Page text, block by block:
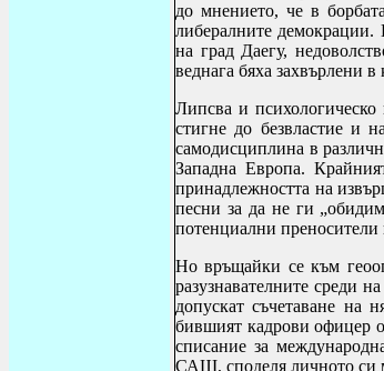
до мнението, че в
либералните
на град Даегу,
веднага бяха захвърлени в
Липсва и
стигне до безвластие и
самодисциплина в
Западна Европа.
принадлежността на
песни за да не ги
потенциални преносители
Но връщайки се към
разузнавателните среди
допускат съчетаване на
бившият кадрови
списание за
САЩ, споделя личното си